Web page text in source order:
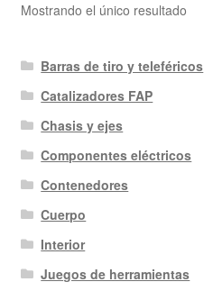
Mostrando el único resultado
Barras de tiro y teleféricos
Catalizadores FAP
Chasis y ejes
Componentes eléctricos
Contenedores
Cuerpo
Interior
Juegos de herramientas